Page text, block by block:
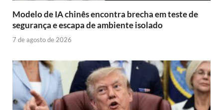
Modelo de IA chinês encontra brecha em teste de
segurança e escapa de ambiente isolado
7 de agosto de 2026